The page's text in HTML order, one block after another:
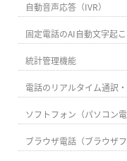
自動音声応答（IVR）
固定電話のAI自動文字起
統計管理機能
電話のリアルタイム通訳
ソフトフォン（パソコン電
ブラウザ電話（ブラウザフ